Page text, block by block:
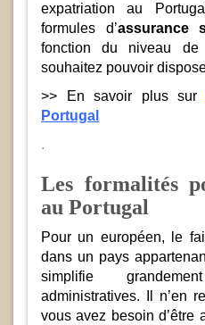
expatriation au
formules d’assurance
fonction du niveau de
souhaitez pouvoir
>>
En savoir plus sur
Portugal
.
Les formalités
au Portugal
Pour un européen, le
dans un pays
simplifie
administratives. Il n’en
vous avez besoin d’être